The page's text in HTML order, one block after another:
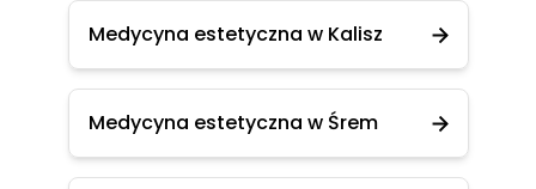
Medycyna estetyczna w Kalisz
Medycyna estetyczna w Śrem